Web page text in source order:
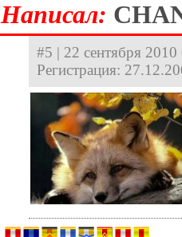
Hаписал:
#5 | 22 сентября
Регистрация: